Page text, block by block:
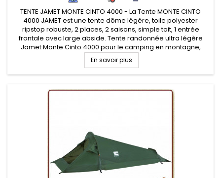
TENTE JAMET MONTE CINTO 4000 - La Tente MONTE CINTO
4000 JAMET est une tente dôme légère, toile polyester
ripstop robuste, 2 places, 2 saisons, simple toit, 1 entrée
frontale avec large abside. Tente randonnée ultra légère
Jamet Monte Cinto 4000 pour le camping en montagne,
profilée en forme de tunnel pour une meilleure tenue au vent
En savoir plus